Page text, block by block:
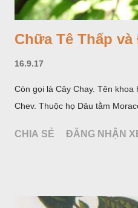
Chữa Tê Thấp
16.9.17
Còn gọi là Cây Chay. Tên khoa
Chev. Thuộc họ Dâu tằm
CHIA SẺ ĐĂNG NHẬN